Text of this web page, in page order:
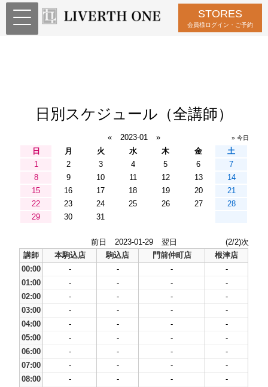
STORES
会員様ログイン・ご予約
日別スケジュール（全講師）
« 2023-01 » » 今日
日 月 火 水 木 金
土
1
2 3 4 5 6
7
8
9 10 11 12 13
14
15
16 17 18 19 20
21
22
23 24 25 26 27
28
29
30 31
前日 2023-01-29 翌日
(2/2)次
講師
本駒込店 駒込店 門前仲町店
根津店
00:00
- - -
-
01:00
- - -
-
02:00
- - -
-
03:00
- - -
-
04:00
- - -
-
05:00
- - -
-
06:00
- - -
-
07:00
- - -
-
08:00
- - -
-